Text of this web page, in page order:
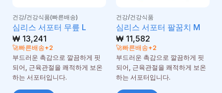
건강/건강식품(빠른배송)
심리스 서포터 무릎 L
₩13,241
🚀빠른배송+2
부드러운 촉감으로 깔끔하게 핏
되어, 근육관절을 쾌적하게 보온
하는 서포터입니다.
건강/건강식품
심리스 서포터 팔꿈치 M
₩11,582
🚀빠른배송+2
부드러운 촉감으로 깔끔하게 핏
되어, 근육관절을 쾌적하게 보온
하는 서포터입니다.